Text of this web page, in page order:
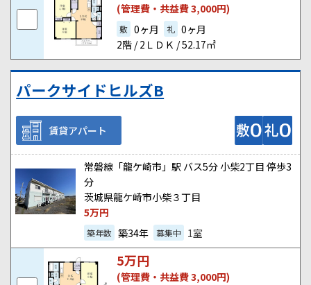
(管理費・共益費 3,000円)
敷 0ヶ月 礼 0ヶ月
2階 / 2ＬＤＫ / 52.17㎡
パークサイドヒルズB
賃貸アパート
常磐線「龍ケ崎市」駅 バス5分 小柴2丁目 停歩3
分
茨城県龍ケ崎市小柴３丁目
5万円
築年数 築34年 募集中 1室
5万円
(管理費・共益費 3,000円)